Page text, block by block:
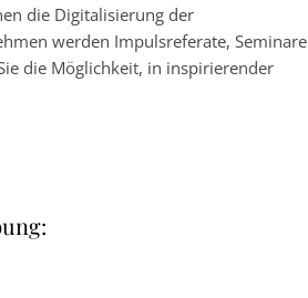
die Digitalisierung der
werden Impulsreferate, Seminare
die Möglichkeit, in inspirierender